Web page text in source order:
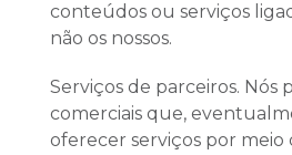
conteúdos ou serviços
não os nossos.
Serviços de parceiros. Nós
comerciais que,
oferecer serviços por